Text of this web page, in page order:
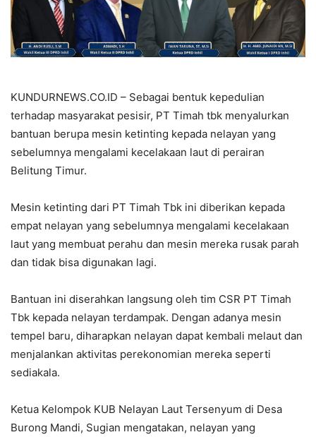
KUNDURNEWS.CO.ID – Sebagai bentuk kepedulian
terhadap masyarakat pesisir, PT Timah tbk menyalurkan
bantuan berupa mesin ketinting kepada nelayan yang
sebelumnya mengalami kecelakaan laut di perairan
Belitung Timur.
Mesin ketinting dari PT Timah Tbk ini diberikan kepada
empat nelayan yang sebelumnya mengalami kecelakaan
laut yang membuat perahu dan mesin mereka rusak parah
dan tidak bisa digunakan lagi.
Bantuan ini diserahkan langsung oleh tim CSR PT Timah
Tbk kepada nelayan terdampak. Dengan adanya mesin
tempel baru, diharapkan nelayan dapat kembali melaut dan
menjalankan aktivitas perekonomian mereka seperti
sediakala.
Ketua Kelompok KUB Nelayan Laut Tersenyum di Desa
Burong Mandi, Sugian mengatakan, nelayan yang